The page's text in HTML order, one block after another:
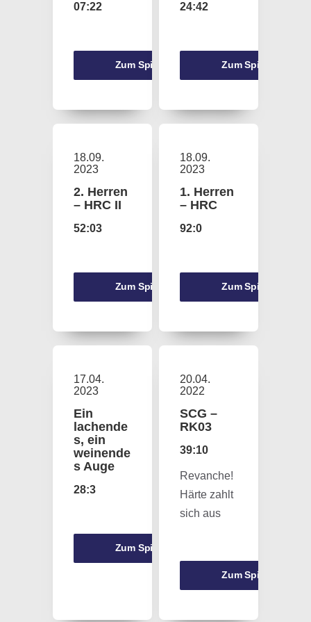
07:22
Zum Spiel
24:42
Zum Spiel
18.09.
2023
2. Herren
– HRC II
52:03
Zum Spiel
18.09.
2023
1. Herren
– HRC
92:0
Zum Spiel
17.04.
2023
Ein
lachende
s, ein
weinende
s Auge
28:3
Zum Spiel
20.04.
2022
SCG –
RK03
39:10
Revanche!
Härte zahlt
sich aus
Zum Spiel